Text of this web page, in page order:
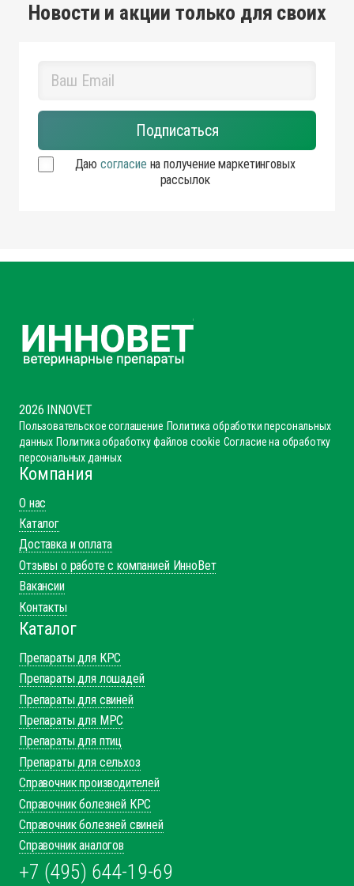
Новости и акции только для своих
2026 INNOVET
Пользовательское соглашение
данных Политика обработку файлов cookie
персональных данных
Компания
О нас
Каталог
Доставка и оплата
Отзывы о работе с компанией ИнноВет
Вакансии
Контакты
Каталог
Препараты для КРС
Препараты для лошадей
Препараты для свиней
Препараты для МРС
Препараты для птиц
Препараты для сельхоз
Справочник производителей